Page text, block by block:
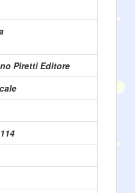
Piretti Editore